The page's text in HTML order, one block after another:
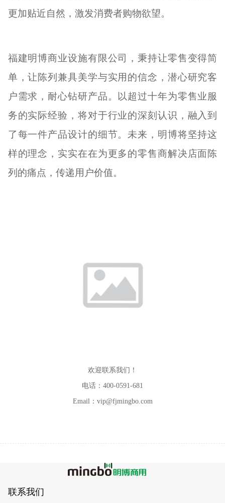
更加贴近自然，激发消费者购物欲望。
福建明博商业设施有限公司，秉持让零售变得简
单，让陈列兼具美学与实用的信念，潜心研究客
户需求，耐心钻研产品。以超过十年为零售业服
务的实际经验，将对于行业的深刻认识，融入到
了每一件产品设计的细节。未来，明博将坚持这
样的理念，实实在在为更多的零售商解决店面陈
列的痛点，传递用户价值。
欢迎联系我们！
电话：400-0591-681
Email：vip@fjmingbo.com
联系我们